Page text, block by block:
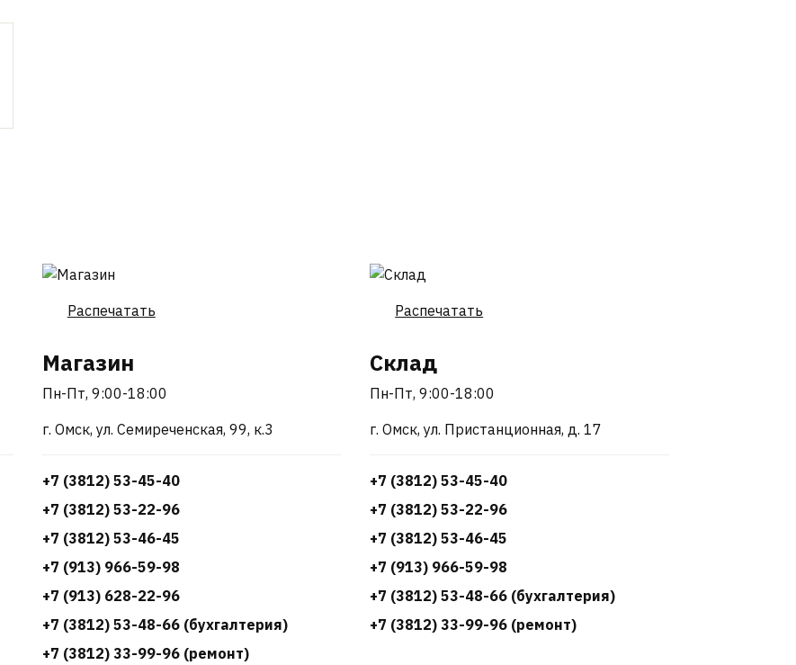
Распечатать
Магазин
Пн-Пт, 9:00-18:00
г. Омск, ул. Семиреченская, 99, к.3
+7 (3812) 53-45-40
+7 (3812) 53-22-96
+7 (3812) 53-46-45
+7 (913) 966-59-98
+7 (913) 628-22-96
+7 (3812) 53-48-66 (бухгалтерия)
+7 (3812) 33-99-96 (ремонт)
Распечатать
Склад
Пн-Пт, 9:00-18:00
г. Омск, ул. Пристанционная, д. 17
+7 (3812) 53-45-40
+7 (3812) 53-22-96
+7 (3812) 53-46-45
+7 (913) 966-59-98
+7 (3812) 53-48-66 (бухгалтерия)
+7 (3812) 33-99-96 (ремонт)